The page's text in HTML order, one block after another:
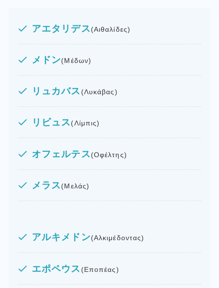
アエタリデス (Αιθαλίδες)
メドン(Μέδων)
リュカバス (Λυκάβας)
リビュス(Λίμπις)
オフェルテス (Οφέλτης)
メラス (Μελάς)
アルキメドン(Αλκιμέδοντας)
エポペウス (Εποπέας)